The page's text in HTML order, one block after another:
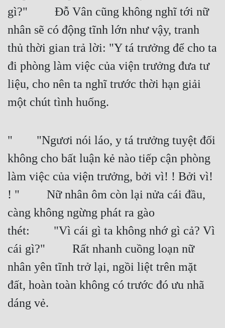
gì?"   Đỗ Vân cũng không nghĩ tới nữ
nhân sẽ có động tĩnh lớn như vậy, tranh
thủ thời gian trả lời: "Y tá trưởng để cho ta
đi phòng làm việc của viện trưởng đưa tư
liệu, cho nên ta nghĩ trước thời hạn giải
một chút tình huống.
"  "Ngươi nói láo, y tá trưởng tuyệt đối
không cho bất luận kẻ nào tiếp cận phòng
làm việc của viện trưởng, bởi vì! ! Bởi vì!
! "   Nữ nhân ôm còn lại nửa cái đầu,
càng không ngừng phát ra gào
thét:  "Vì cái gì ta không nhớ gì cả? Vì
cái gì?"   Rất nhanh cuồng loạn nữ
nhân yên tĩnh trở lại, ngồi liệt trên mặt
đất, hoàn toàn không có trước đó ưu nhã
dáng vẻ.